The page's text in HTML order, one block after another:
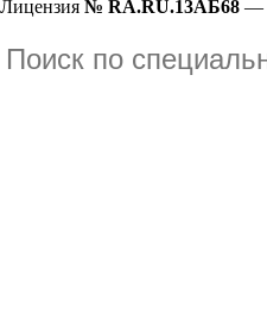
Лицензия № RA.RU.13АБ68 —